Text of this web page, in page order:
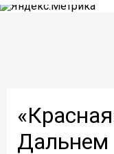
Дальнем